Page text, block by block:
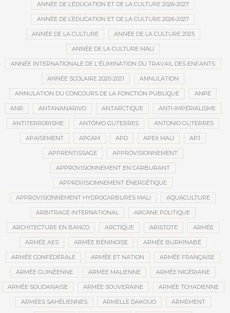
ANNÉE DE L’ÉDUCATION ET DE LA CULTURE 2026-2027
ANNÉE DE L’ÉDUCATION ET DE LA CULTURE 2026-2027
ANNÉE DE LA CULTURE ANNÉE DE LA CULTURE 2025
ANNÉE DE LA CULTURE MALI
ANNÉE INTERNATIONALE DE L'ÉLIMINATION DU TRAVAIL DES ENFANTS
ANNÉE SCOLAIRE 2020-2021 ANNULATION
ANNULATION DU CONCOURS DE LA FONCTION PUBLIQUE ANPE
ANR ANTANANARIVO ANTARCTIQUE ANTI-IMPÉRIALISME
ANTITERRORISME ANTÓNIO GUTERRES ANTONIO GUTERRES
APAISEMENT APCAM APD APEX MALI APJ
APPRENTISSAGE APPROVISIONNEMENT
APPROVISIONNEMENT EN CARBURANT
APPROVISIONNEMENT ÉNERGÉTIQUE
APPROVISIONNEMENT HYDROCARBURES MALI AQUACULTURE
ARBITRAGE INTERNATIONAL ARCANE POLITIQUE
ARCHITECTURE EN BANCO ARCTIQUE ARISTOTE ARMÉE
ARMÉE AES ARMÉE BÉNINOISE ARMÉE BURKINABÉ
ARMÉE CONFÉDÉRALE ARMÉE ET NATION ARMÉE FRANÇAISE
ARMÉE GUINÉENNE ARMÉE MALIENNE ARMÉE NIGÉRIANE
ARMÉE SOUDANAISE ARMÉE SOUVERAINE ARMÉE TCHADIENNE
ARMÉES SAHÉLIENNES ARMELLE DAKOUO ARMEMENT